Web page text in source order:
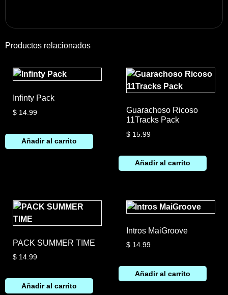
Productos relacionados
Infinty Pack
$ 14.99
Añadir al carrito
Guarachoso Ricoso
11Tracks Pack
$15.99
Añadir al carrito
PACK SUMMER TIME
$ 14.99
Añadir al carrito
Intros MaiGroove
$14.99
Añadir al carrito